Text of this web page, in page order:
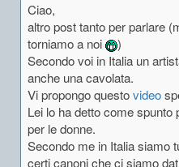
Ciao,
altro post tanto per parlare
torniamo a noi
)
Secondo voi in Italia un
anche una cavolata.
Vi propongo questovideo
Lei lo ha detto come
per le donne.
Secondo me in Italia siamo
certi canoni che ci siamo